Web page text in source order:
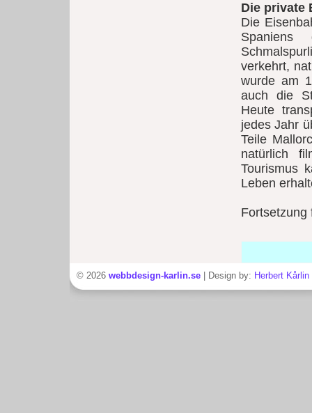
Die private
Die
verkehrt,
wurde am
auch die
Heute
jedes Jahr
Teile
natürlich
Tourismus
Leben
Fortsetzung
© 2026 webbdesign-karlin.se | Design by: Herbert Kårlin